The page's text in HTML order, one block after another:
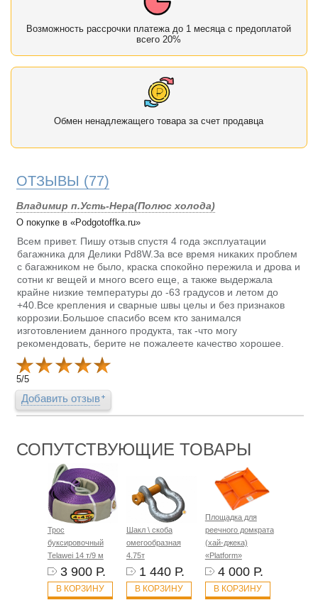
Возможность рассрочки платежа до 1 месяца с предоплатой
всего 20%
Обмен ненадлежащего товара за счет продавца
ОТЗЫВЫ (77)
Владимир п.Усть-Нера(Полюс холода)
О покупке в «Podgotoffka.ru»
Всем привет. Пишу отзыв спустя 4 года эксплуатации
багажника для Делики Pd8W.За все время никаких проблем
с багажником не было, краска спокойно пережила и дрова и
сотни кг вещей и много всего еще, а также выдержала
крайне низкие температуры до -63 градусов и летом до
+40.Все крепления и сварные швы целы и без признаков
коррозии.Большое спасибо всем кто занимался
изготовлением данного продукта, так -что могу
рекомендовать, берите не пожалеете качество хорошее.
5/5
Добавить отзыв
СОПУТСТВУЮЩИЕ ТОВАРЫ
Трос
буксировочный
Telawei 14 т/9 м
3 900 Р.
В КОРЗИНУ
Шакл \ скоба
омегообразная
4.75т
1 440 Р.
В КОРЗИНУ
Площадка для
реечного домкрата
(хай-джека)
«Platform»
4 000 Р.
В КОРЗИНУ